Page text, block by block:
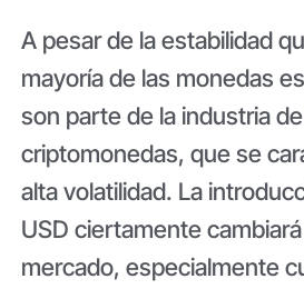
A pesar de la estabilidad
mayoría de las monedas
son parte de la industria
criptomonedas, que se
alta volatilidad. La
USD ciertamente
mercado, especialmente